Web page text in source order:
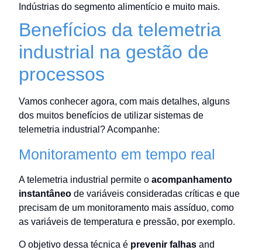
Indústrias do segmento alimentício e muito mais.
Benefícios da telemetria
industrial na gestão de
processos
Vamos conhecer agora, com mais detalhes, alguns
dos muitos benefícios de utilizar sistemas de
telemetria industrial? Acompanhe:
Monitoramento em tempo real
A telemetria industrial permite o acompanhamento
instantâneo de variáveis consideradas críticas e que
precisam de um monitoramento mais assíduo, como
as variáveis de temperatura e pressão, por exemplo.
O objetivo dessa técnica é prevenir falhas and